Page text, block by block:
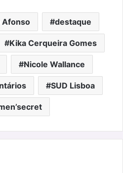
Afonso destaque
Kika Cerqueira Gomes
Nicole Wallance
SUD Lisboa